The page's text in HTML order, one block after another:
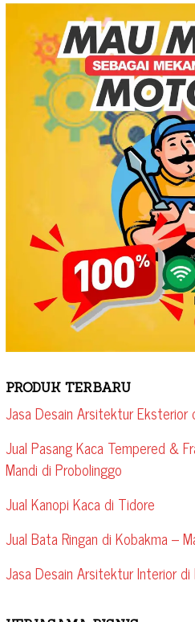
PRODUK TERBARU
Jasa Desain Arsitektur Eksterior
Jual Pasang Kaca Tempered &
Mandi di Probolinggo
Jual Kanopi Kaca di Tidore
Jual Bata Ringan di Kobakma –
Jasa Desain Arsitektur Interior